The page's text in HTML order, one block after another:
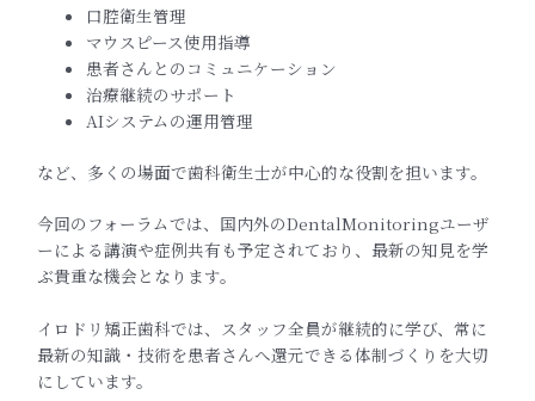
口腔衛生管理
マウスピース使用指導
患者さんとのコミュニケーション
治療継続のサポート
AIシステムの運用管理
など、多くの場面で歯科衛生士が中心的な役割を担います。
今回のフォーラムでは、国内外のDentalMonitoringユーザ
ーによる講演や症例共有も予定されており、最新の知見を学
ぶ貴重な機会となります。
イロドリ矯正歯科では、スタッフ全員が継続的に学び、常に
最新の知識・技術を患者さんへ還元できる体制づくりを大切
にしています。